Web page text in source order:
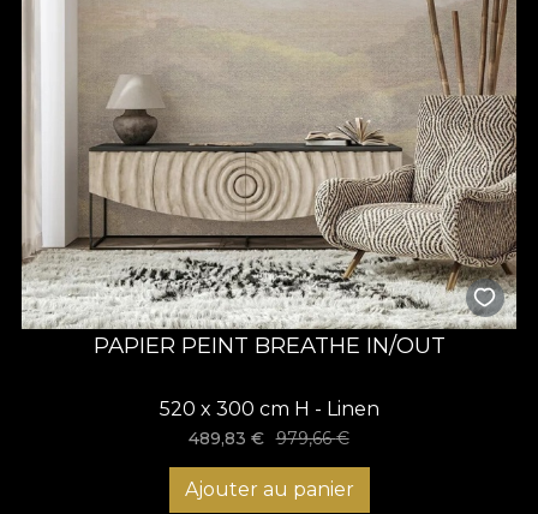
PAPIER PEINT BREATHE IN/OUT
520 x 300 cm H - Linen
489,83€ 979,66€
Ajouter au panier